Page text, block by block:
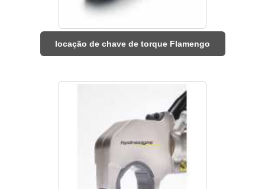
locação de chave de torque Flamengo